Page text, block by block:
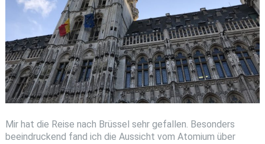
Mir hat die Reise nach Brüssel sehr gefallen. Besonders
beeindruckend fand ich die Aussicht vom Atomium über